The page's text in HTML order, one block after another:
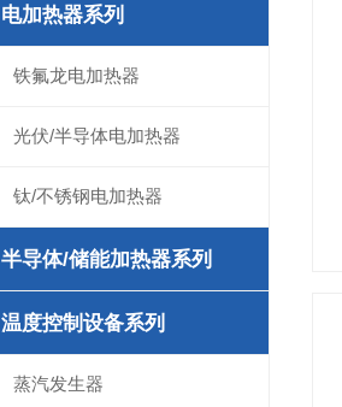
电加热器系列
铁氟龙电加热器
光伏/半导体电加热器
钛/不锈钢电加热器
半导体/储能加热器系列
温度控制设备系列
蒸汽发生器